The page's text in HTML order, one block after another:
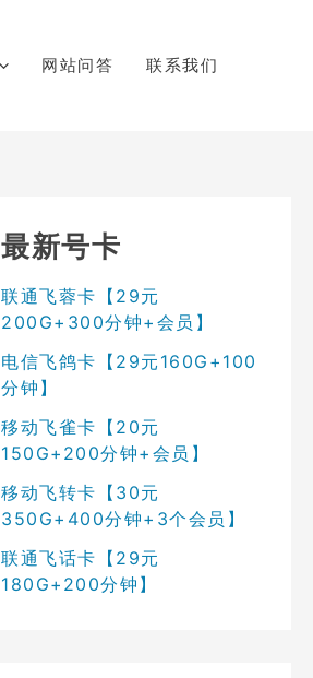
网站问答 联系我们
最新号卡
联通飞蓉卡【29元
200G+300分钟+会员】
电信飞鸽卡【29元160G+100
分钟】
移动飞雀卡【20元
150G+200分钟+会员】
移动飞转卡【30元
350G+400分钟+3个会员】
联通飞话卡【29元
180G+200分钟】